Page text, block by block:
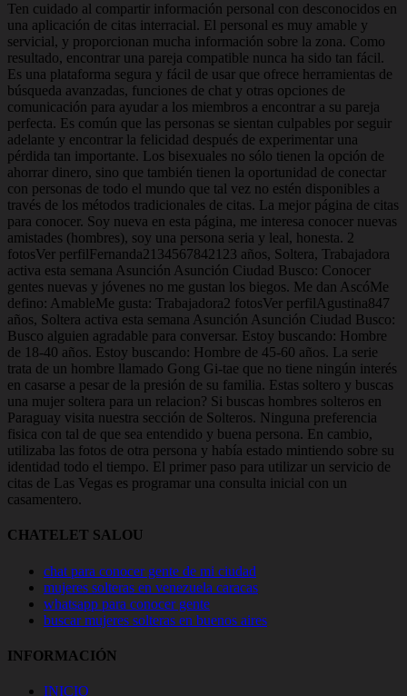
Ten cuidado al compartir información personal con desconocidos en
una aplicación de citas interracial. El personal es muy amable y
servicial, y proporcionan mucha información sobre la zona. Como
resultado, encontrar una pareja compatible nunca ha sido tan fácil.
Es una plataforma segura y fácil de usar que ofrece herramientas de
búsqueda avanzadas, funciones de chat y otras opciones de
comunicación para ayudar a los miembros a encontrar a su pareja
perfecta. Es común que las personas se sientan culpables por seguir
adelante y encontrar la felicidad después de experimentar una
pérdida tan importante. Los bisexuales no sólo tienen la opción de
ahorrar dinero, sino que también tienen la oportunidad de conectar
con personas de todo el mundo que tal vez no estén disponibles a
través de los métodos tradicionales de citas. La mejor página de citas
para conocer. Soy nueva en esta página, me interesa conocer nuevas
amistades (hombres), soy una persona seria y leal, honesta. 2
fotosVer perfilFernanda2134567842123 años, Soltera, Trabajadora
activa esta semana Asunción Asunción Ciudad Busco: Conocer
gentes nuevas y jóvenes no me gustan los biegos. Me dan AscóMe
defino: AmableMe gusta: Trabajadora2 fotosVer perfilAgustina847
años, Soltera activa esta semana Asunción Asunción Ciudad Busco:
Busco alguien agradable para conversar. Estoy buscando: Hombre
de 18-40 años. Estoy buscando: Hombre de 45-60 años. La serie
trata de un hombre llamado Gong Gi-tae que no tiene ningún interés
en casarse a pesar de la presión de su familia. Estas soltero y buscas
una mujer soltera para un relacion? Si buscas hombres solteros en
Paraguay visita nuestra sección de Solteros. Ninguna preferencia
fisica con tal de que sea entendido y buena persona. En cambio,
utilizaba las fotos de otra persona y había estado mintiendo sobre su
identidad todo el tiempo. El primer paso para utilizar un servicio de
citas de Las Vegas es programar una consulta inicial con un
casamentero.
CHATELET SALOU
chat para conocer gente de mi ciudad
mujeres solteras en venezuela caracas
whatsapp para conocer gente
buscar mujeres solteras en buenos aires
INFORMACIÓN
INICIO